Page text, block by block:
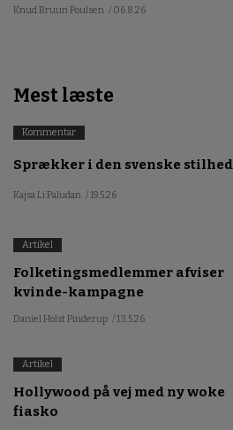
Knud Bruun Poulsen / 06.8.26
Mest læste
Kommentar
Sprækker i den svenske stilhed
Kajsa Li Paludan / 19.5.26
Artikel
Folketingsmedlemmer afviser
kvinde-kampagne
Daniel Holst Pinderup / 13.5.26
Artikel
Hollywood på vej med ny woke
fiasko